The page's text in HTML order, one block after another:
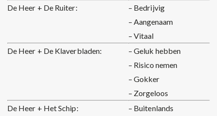
De Heer + De Ruiter:
– Bedrijvig
– Aangenaam
– Vitaal
De Heer + De Klaverbladen:
– Geluk hebben
– Risico nemen
– Gokker
– Zorgeloos
De Heer + Het Schip:
– Buitenlands